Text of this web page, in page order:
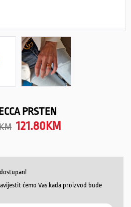
PRSTEN
121.80 KM
ćemo Vas kada proizvod bude